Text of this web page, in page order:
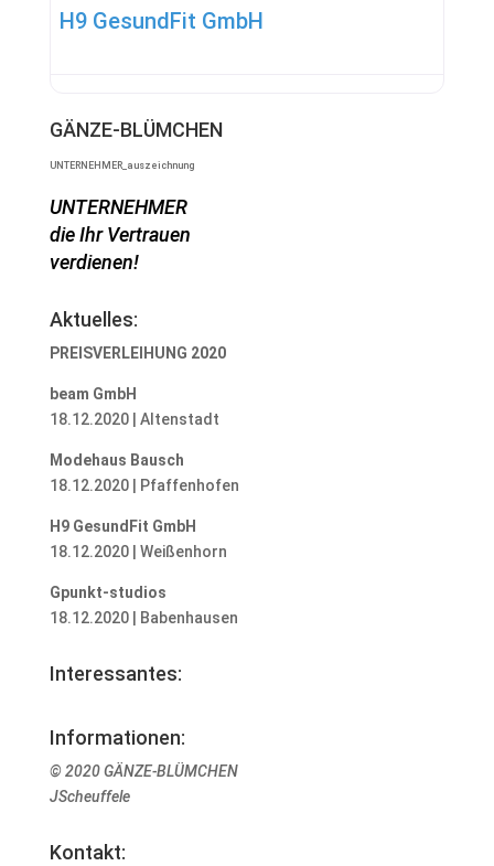
H9 GesundFit GmbH
GÄNZE-BLÜMCHEN
UNTERNEHMER_auszeichnung
UNTERNEHMER
die Ihr Vertrauen
verdienen!
Aktuelles:
PREISVERLEIHUNG 2020
beam GmbH
18.12.2020 | Altenstadt
Modehaus Bausch
18.12.2020 | Pfaffenhofen
H9 GesundFit GmbH
18.12.2020 | Weißenhorn
Gpunkt-studios
18.12.2020 | Babenhausen
Interessantes:
Informationen:
© 2020 GÄNZE-BLÜMCHEN
JScheuffele
Kontakt: